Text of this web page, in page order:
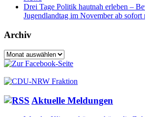
Drei Tage Politik hautnah erleben –
Jugendlandtag im November ab sofort
Archiv
Archiv
Aktuelle Meldungen